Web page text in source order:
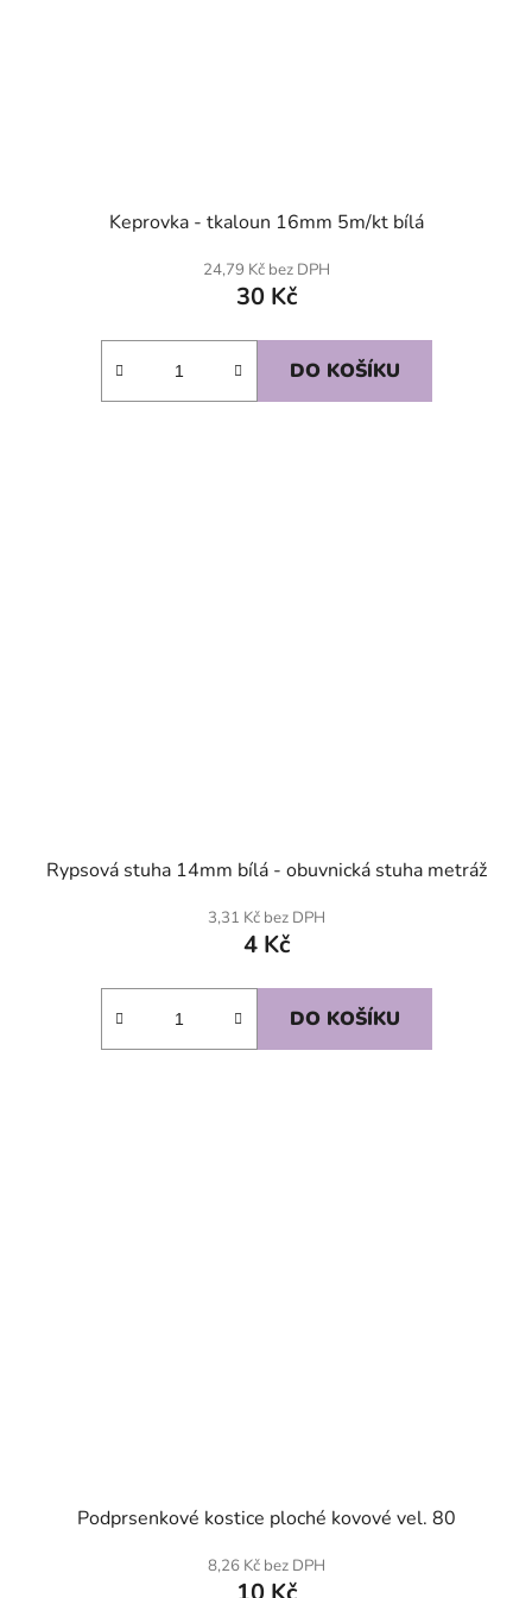
Keprovka - tkaloun 16mm 5m/kt bílá
24,79 Kč bez DPH
30 Kč
DO KOŠÍKU
Rypsová stuha 14mm bílá - obuvnická stuha metráž
3,31 Kč bez DPH
4 Kč
DO KOŠÍKU
Podprsenkové kostice ploché kovové vel. 80
8,26 Kč bez DPH